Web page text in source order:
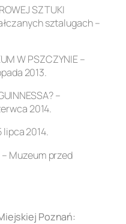
SZTUKI
sztalugach –
W PSZCZYNIE –
2013.
–
2014.
lipca 2014.
– Muzeum przed
Poznań: